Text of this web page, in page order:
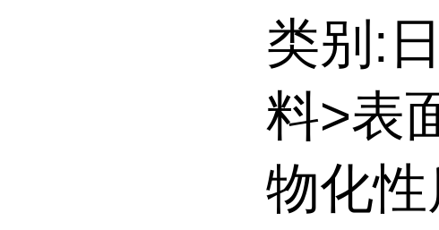
类别:
料>表
物化